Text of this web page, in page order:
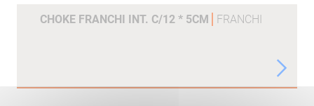
CHOKE FRANCHI INT. C/12 * 5CM FRANCHI